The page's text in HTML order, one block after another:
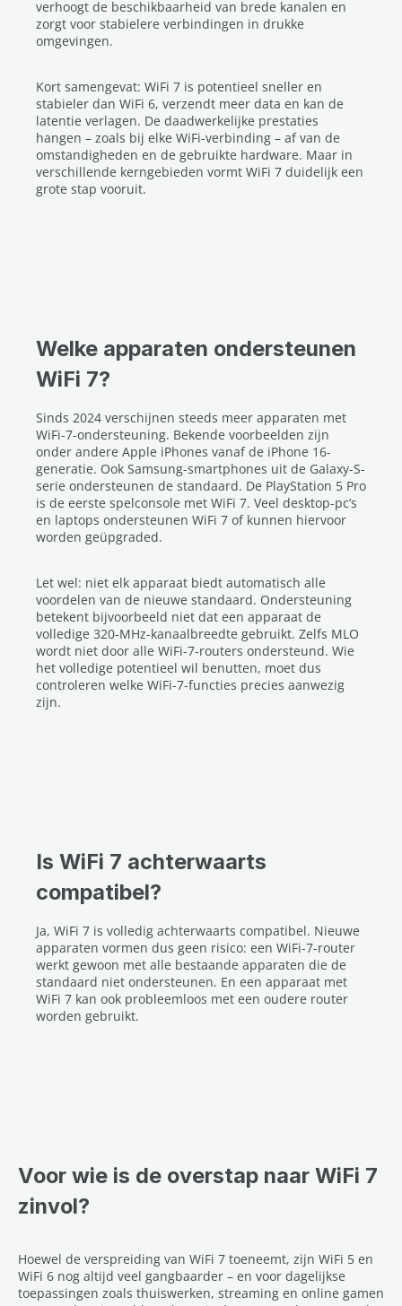
verhoogt de beschikbaarheid van brede kanalen en
zorgt voor stabielere verbindingen in drukke
omgevingen.
Kort samengevat: WiFi 7 is potentieel sneller en
stabieler dan WiFi 6, verzendt meer data en kan de
latentie verlagen. De daadwerkelijke prestaties
hangen – zoals bij elke WiFi-verbinding – af van de
omstandigheden en de gebruikte hardware. Maar in
verschillende kerngebieden vormt WiFi 7 duidelijk een
grote stap vooruit.
Welke apparaten ondersteunen
WiFi 7?
Sinds 2024 verschijnen steeds meer apparaten met
WiFi-7-ondersteuning. Bekende voorbeelden zijn
onder andere Apple iPhones vanaf de iPhone 16-
generatie. Ook Samsung-smartphones uit de Galaxy-S-
serie ondersteunen de standaard. De PlayStation 5 Pro
is de eerste spelconsole met WiFi 7. Veel desktop-pc’s
en laptops ondersteunen WiFi 7 of kunnen hiervoor
worden geüpgraded.
Let wel: niet elk apparaat biedt automatisch alle
voordelen van de nieuwe standaard. Ondersteuning
betekent bijvoorbeeld niet dat een apparaat de
volledige 320-MHz-kanaalbreedte gebruikt. Zelfs MLO
wordt niet door alle WiFi-7-routers ondersteund. Wie
het volledige potentieel wil benutten, moet dus
controleren welke WiFi-7-functies precies aanwezig
zijn.
Is WiFi 7 achterwaarts
compatibel?
Ja, WiFi 7 is volledig achterwaarts compatibel. Nieuwe
apparaten vormen dus geen risico: een WiFi-7-router
werkt gewoon met alle bestaande apparaten die de
standaard niet ondersteunen. En een apparaat met
WiFi 7 kan ook probleemloos met een oudere router
worden gebruikt.
Voor wie is de overstap naar WiFi 7
zinvol?
Hoewel de verspreiding van WiFi 7 toeneemt, zijn WiFi 5 en
WiFi 6 nog altijd veel gangbaarder – en voor dagelijkse
toepassingen zoals thuiswerken, streaming en online gamen